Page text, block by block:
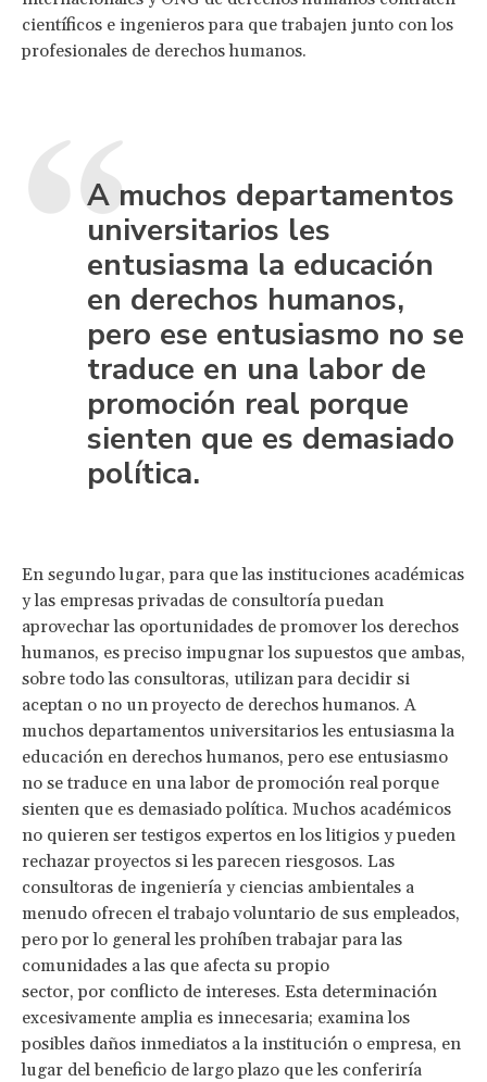
científicos e ingenieros para que trabajen junto con los
profesionales de derechos humanos.
A muchos departamentos
universitarios les
entusiasma la educación
en derechos humanos,
pero ese entusiasmo no se
traduce en una labor de
promoción real porque
sienten que es demasiado
política.
En segundo lugar, para que las instituciones académicas
y las empresas privadas de consultoría puedan
aprovechar las oportunidades de promover los derechos
humanos, es preciso impugnar los supuestos que ambas,
sobre todo las consultoras, utilizan para decidir si
aceptan o no un proyecto de derechos humanos. A
muchos departamentos universitarios les entusiasma la
educación en derechos humanos, pero ese entusiasmo
no se traduce en una labor de promoción real porque
sienten que es demasiado política. Muchos académicos
no quieren ser testigos expertos en los litigios y pueden
rechazar proyectos si les parecen riesgosos. Las
consultoras de ingeniería y ciencias ambientales a
menudo ofrecen el trabajo voluntario de sus empleados,
pero por lo general les prohíben trabajar para las
comunidades a las que afecta su propio
sector, por conflicto de intereses. Esta determinación
excesivamente amplia es innecesaria; examina los
posibles daños inmediatos a la institución o empresa, en
lugar del beneficio de largo plazo que les conferiría